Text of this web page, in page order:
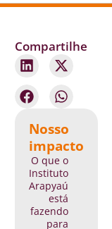
Compartilhe
Nosso
impacto
O que o
Instituto
Arapyaú
está
fazendo
para